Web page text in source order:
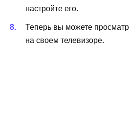
настройте его.
Теперь вы можете
на своем телевизоре.